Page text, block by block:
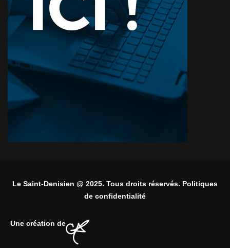
Le Saint-Denisien @ 2025. Tous droits réservés. Politiques
de confidentialité
Une création de